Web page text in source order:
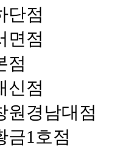
단점
면점
점
신점
원경남대점
금1호점